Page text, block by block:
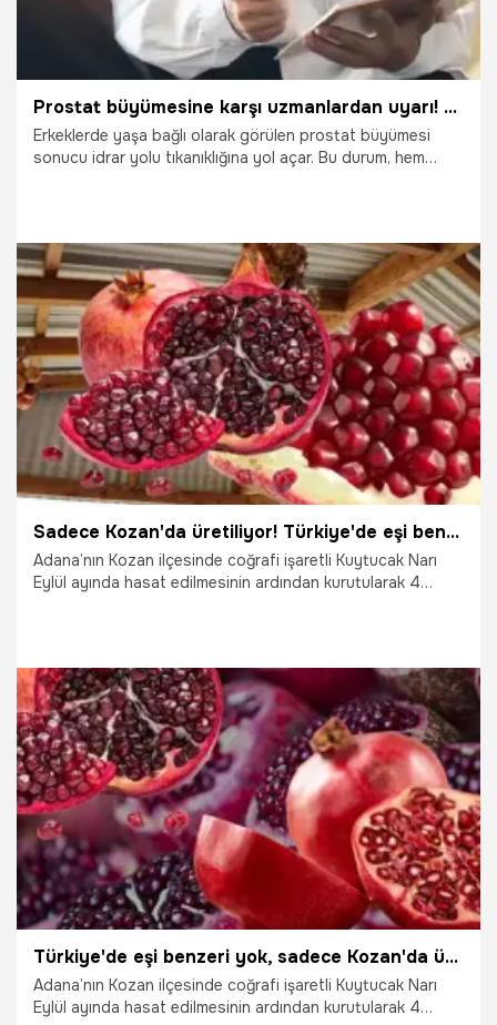
Prostat büyümesine karşı uzmanlardan uyarı! Erken teşhis hayat kurtarıyor
Erkeklerde yaşa bağlı olarak görülen prostat büyümesi
sonucu idrar yolu tıkanıklığına yol açar. Bu durum, hem
açabileceğini belirten uzmanlar gelişen tıp teknolojileri
sayesinde prostat büyümesinin tedavisi artık daha
kolaylaştığını ifade ediyor.
10.12.2024 Sağlık
Sadece Kozan'da üretiliyor! Türkiye'de eşi benzeri yok
Adana’nın Kozan ilçesinde coğrafi işaretli Kuytucak Narı
Eylül ayında hasat edilmesinin ardından kurutularak 4
nar suyunun prostat kanserinde en etkili içecek olduğu
görüldü.
8.12.2024 Adana
Türkiye'de eşi benzeri yok, sadece Kozan'da üretiliyor! Adeta şifa deposu
Adana’nın Kozan ilçesinde coğrafi işaretli Kuytucak Narı
Eylül ayında hasat edilmesinin ardından kurutularak 4